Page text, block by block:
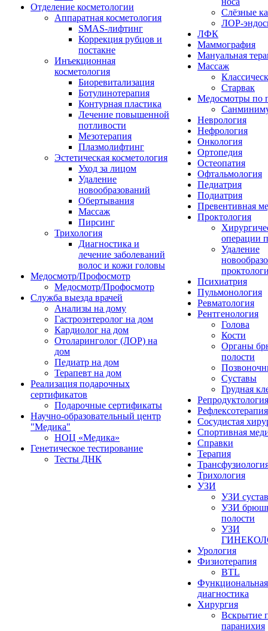
Отделение косметологии
Аппаратная косметология
SMAS-лифтинг
Коррекция рубцов и
постакне
Инъекционная
косметология
Биоревитализация
Ботулинотерапия
Контурная пластика
Лечение повышенной
потливости
Мезотерапия
Плазмолифтинг
Эстетическая косметология
Уход за лицом
Удаление
новообразований
Обертывания
Массаж
Пирсинг
Трихология
Диагностика и
лечение заболеваний
волос и кожи головы
Медосмотр/Профосмотр
Медосмотр/Профосмотр
Служба выезда врачей
Анализы на дому
Гастроэнтеролог на дом
Кардиолог на дом
Отоларинголог (ЛОР) на
дом
Педиатр на дом
Терапевт на дом
Реализация подарочных
сертификатов
Подарочные сертификаты
Научно-образовательный центр
"Медика"
НОЦ «Медика»
Генетическое тестирование
Тесты ДНК
Слёзные
ЛОР-
ЛФК
Маммография
Мануальная
Массаж
Старвак
Медосмотры по
Неврология
Нефрология
Онкология
Ортопедия
Остеопатия
Офтальмология
Педиатрия
Подиатрия
Превентивная
Проктология
операции
Удаление
Психиатрия
Пульмонология
Ревматология
Рентгенология
Голова
Кости
Органы
полости
Суставы
Грудная
Репродуктология
Рефлексотерапия
Сосудистая
Спортивная
Справки
Терапия
Трихология
УЗИ
УЗИ
УЗИ
полости
УЗИ
Урология
Физиотерапия
BTL
Функциональная
диагностика
Хирургия
Вскрытие
паранихия